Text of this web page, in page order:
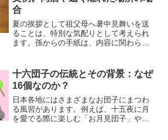
合
夏の挨拶として祖父母へ暑中見舞いを送
ることは、特別な気配りとして考えられ
ます。孫からの手紙は、内容に関わらず
うこともあるでしょう。このため、祖父
母宛てに暑中見舞いを書く...
十六団子の伝統とその背景：なぜ
16個なのか？
日本各地にはさまざまなお団子にまつわ
る風習があります。例えば、十五夜に月
を愛でる際に楽しむ「お月見団子」や、